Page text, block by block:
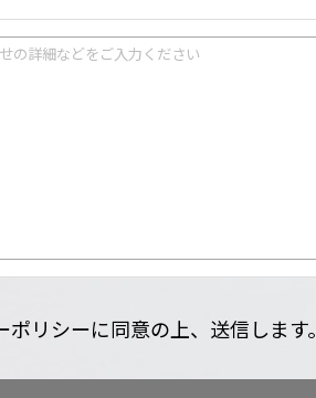
リシーに同意の上、送信します。